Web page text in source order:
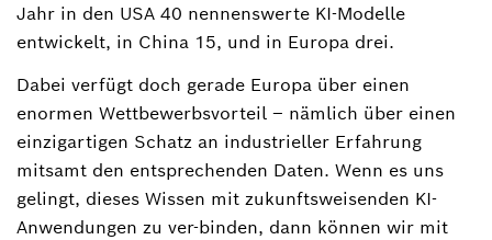
Jahr in den USA 40 nennenswerte KI-Modelle
entwickelt, in China 15, und in Europa drei.
Dabei verfügt doch gerade Europa über einen
enormen Wettbewerbsvorteil – nämlich über einen
einzigartigen Schatz an industrieller Erfahrung
mitsamt den entsprechenden Daten. Wenn es uns
gelingt, dieses Wissen mit zukunftsweisenden KI-
Anwendungen zu ver-binden, dann können wir mit